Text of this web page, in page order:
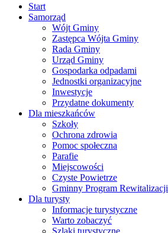
Start
Samorząd
Wójt Gminy
Zastępca Wójta Gminy
Rada Gminy
Urząd Gminy
Gospodarka odpadami
Jednostki organizacyjne
Inwestycje
Przydatne dokumenty
Dla mieszkańców
Szkoły
Ochrona zdrowia
Pomoc społeczna
Parafie
Miejscowości
Czyste Powietrze
Gminny Program Rewitalizacji
Dla turysty
Informacje turystyczne
Warto zobaczyć
Szlaki turystyczne